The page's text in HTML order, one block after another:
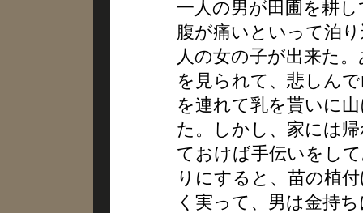
一人の男が田圃を耕
腹が痛いといって泊
人の女の子が出来た
を見られて、悲しん
を連れて乳を貰いに
た。しかし、家には
ておけば手伝いをし
りにすると、苗の植
く実って、男は金持